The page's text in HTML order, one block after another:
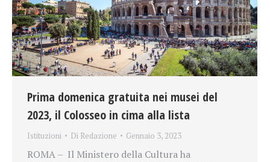
Prima domenica gratuita nei musei del
2023, il Colosseo in cima alla lista
Istituzioni Di Redazione Gennaio 3, 2023
ROMA – Il Ministero della Cultura ha